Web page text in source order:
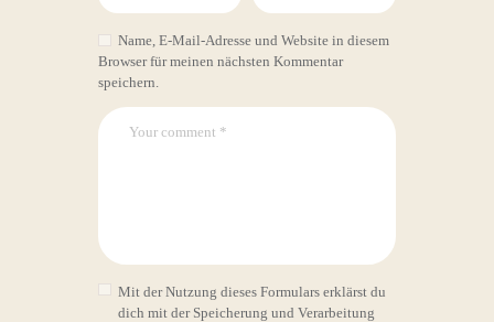
Name, E-Mail-Adresse und Website in diesem
Browser für meinen nächsten Kommentar
speichern.
Mit der Nutzung dieses Formulars erklärst du
dich mit der Speicherung und Verarbeitung